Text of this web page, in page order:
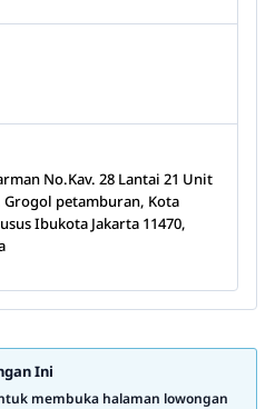
No.Kav. 28 Lantai 21 Unit
Grogol petamburan, Kota
Ibukota Jakarta 11470,
Ini
membuka halaman lowongan